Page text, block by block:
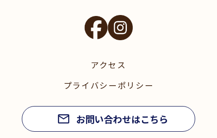
アクセス
プライバシーポリシー
お問い合わせはこちら